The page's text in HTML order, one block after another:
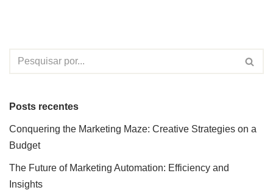
Posts recentes
Conquering the Marketing Maze: Creative Strategies on a
Budget
The Future of Marketing Automation: Efficiency and
Insights